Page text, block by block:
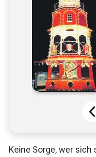
Keine Sorge, wer